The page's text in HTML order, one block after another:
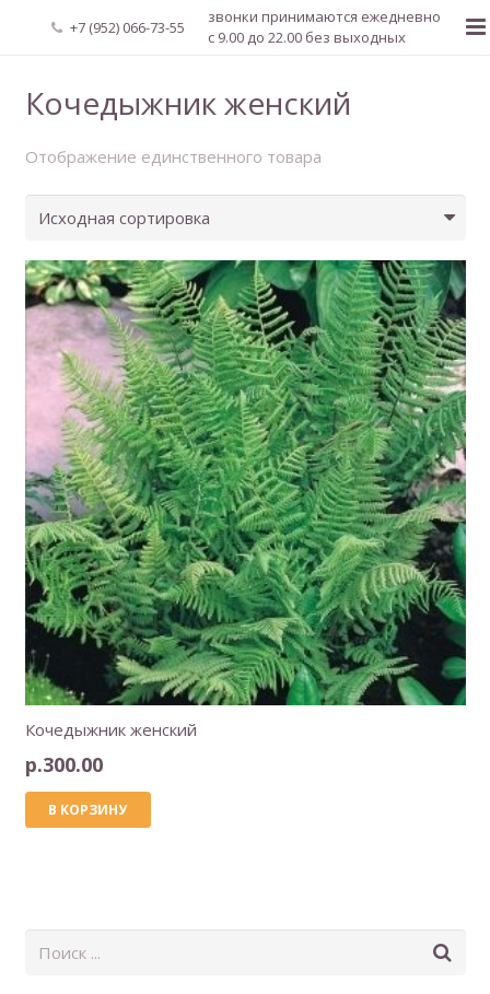
+7 (952) 066-73-55
звонки принимаются ежедневно
с 9.00 до 22.00 без выходных
Каталог растений
Доставка и оплата
Мой аккаунт
Регистрация
Кочедыжник женский
Отображение единственного товара
Кочедыжник женский
р.300.00
В КОРЗИНУ